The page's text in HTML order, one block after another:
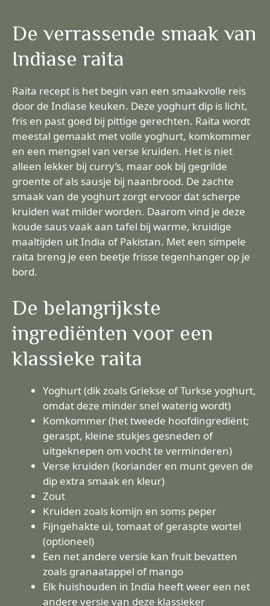
De verrassende smaak van
Indiase raita
Raita recept is het begin van een smaakvolle reis
door de Indiase keuken. Deze yoghurt dip is licht,
fris en past goed bij pittige gerechten. Raita wordt
meestal gemaakt met volle yoghurt, komkommer
en een mengsel van verse kruiden. Het is niet
alleen lekker bij curry’s, maar ook bij gegrilde
groente of als sausje bij naanbrood. De zachte
smaak van de yoghurt zorgt ervoor dat scherpe
kruiden wat milder worden. Daarom vind je deze
koude saus vaak aan tafel bij warme, kruidige
maaltijden uit India of Pakistan. Met een simpele
raita breng je een beetje frisse tegenhanger op je
bord.
De belangrijkste
ingrediënten voor een
klassieke raita
Yoghurt (dik zoals Griekse of Turkse yoghurt,
omdat deze minder snel waterig wordt)
Komkommer (het tweede hoofdingrediënt;
geraspt, kleine stukjes gesneden of
uitgeknepen om vocht te verminderen)
Verse kruiden (koriander en munt geven de
dip extra smaak en kleur)
Zout
Kruiden zoals komijn en soms peper
Fijngehakte ui, tomaat of geraspte wortel
(optioneel)
Een net andere versie kan fruit bevatten
zoals granaatappel of mango
Elk huishouden in India heeft weer een net
andere versie van deze klassieker